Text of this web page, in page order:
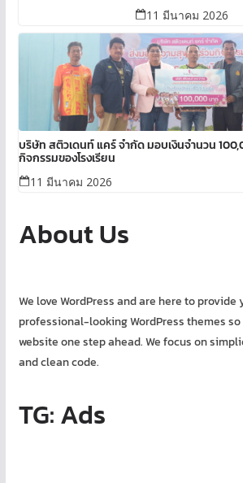
11 มีนาคม 2026
บริษัท สติวเดนท์ แคร์ จำกัด มอบเงินจำนวน
กิจกรรมของโรงเรียน
11 มีนาคม 2026
About Us
We love WordPress and are here to provide
professional-looking WordPress themes
website one step ahead. We focus on
and clean code.
TG: Ads